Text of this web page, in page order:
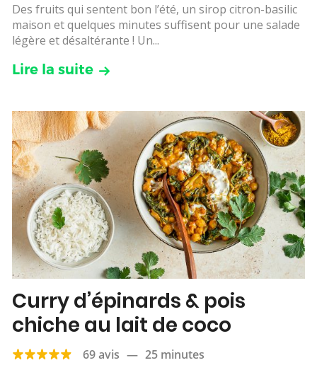
Des fruits qui sentent bon l’été, un sirop citron-basilic
maison et quelques minutes suffisent pour une salade
légère et désaltérante ! Un...
Lire la suite
Curry d’épinards & pois
chiche au lait de coco
69 avis — 25 minutes